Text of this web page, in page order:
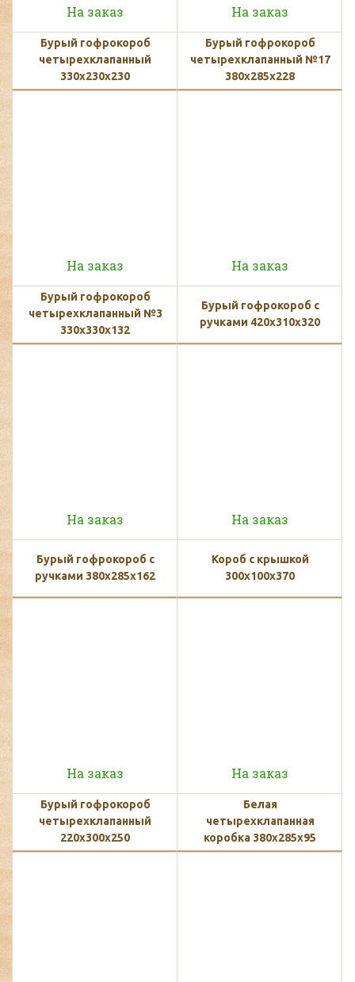
На заказ
Бурый гофрокороб
четырехклапанный
330х230х230
На заказ
Бурый гофрокороб
четырехклапанный №17
380х285х228
На заказ
Бурый гофрокороб
четырехклапанный №3
330х330х132
На заказ
Бурый гофрокороб с
ручками 420х310х320
На заказ
Бурый гофрокороб с
ручками 380х285х162
На заказ
Короб с крышкой
300x100x370
На заказ
Бурый гофрокороб
четырехклапанный
220х300х250
На заказ
Белая
четырехклапанная
коробка 380х285х95